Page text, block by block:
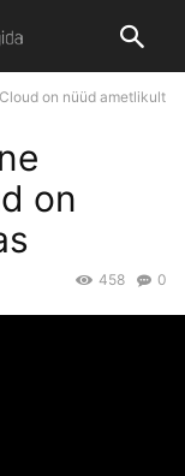
on nüüd ametlikult
on
0
458